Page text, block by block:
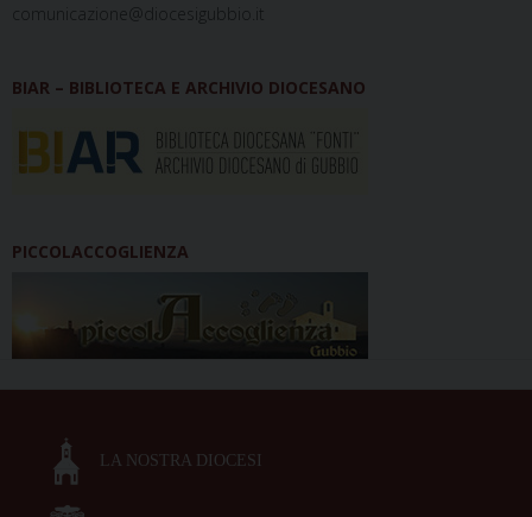
comunicazione@diocesigubbio.it
BIAR – BIBLIOTECA E ARCHIVIO DIOCESANO
PICCOLACCOGLIENZA
LA NOSTRA DIOCESI